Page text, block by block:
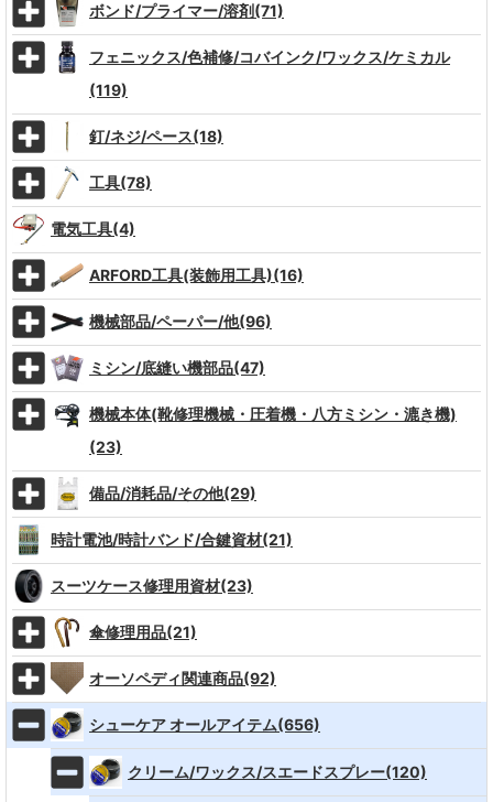
ボンド/プライマー/溶剤(71)
フェニックス/色補修/コバインク/ワックス/ケミカル
(119)
釘/ネジ/ペース(18)
工具(78)
電気工具(4)
ARFORD工具(装飾用工具)(16)
機械部品/ペーパー/他(96)
ミシン/底縫い機部品(47)
機械本体(靴修理機械・圧着機・八方ミシン・漉き機)
(23)
備品/消耗品/その他(29)
時計電池/時計バンド/合鍵資材(21)
スーツケース修理用資材(23)
傘修理用品(21)
オーソペディ関連商品(92)
シューケア オールアイテム(656)
クリーム/ワックス/スエードスプレー(120)